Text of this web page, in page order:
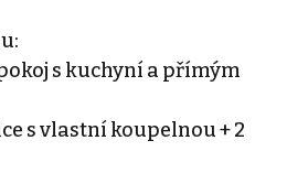
s kuchyní a přímým
s vlastní koupelnou + 2